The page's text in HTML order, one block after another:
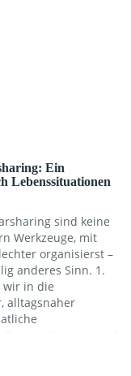
Ein
Lebenssituationen
sind keine
Werkzeuge, mit
organisierst –
anderes Sinn. 1.
wir in die
alltagsnaher
Wartung und
nur noch
für 2–5 Jahre